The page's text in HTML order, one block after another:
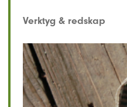
Verktyg & redskap